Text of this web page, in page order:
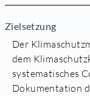
Zielsetzung
Der
dem
systematisches
Dokumentation